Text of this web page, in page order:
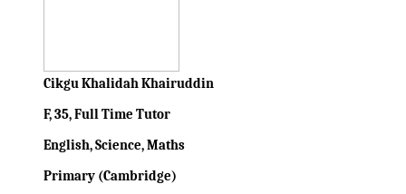
Cikgu Khalidah Khairuddin
F, 35, Full Time Tutor
English, Science, Maths
Primary (Cambridge)